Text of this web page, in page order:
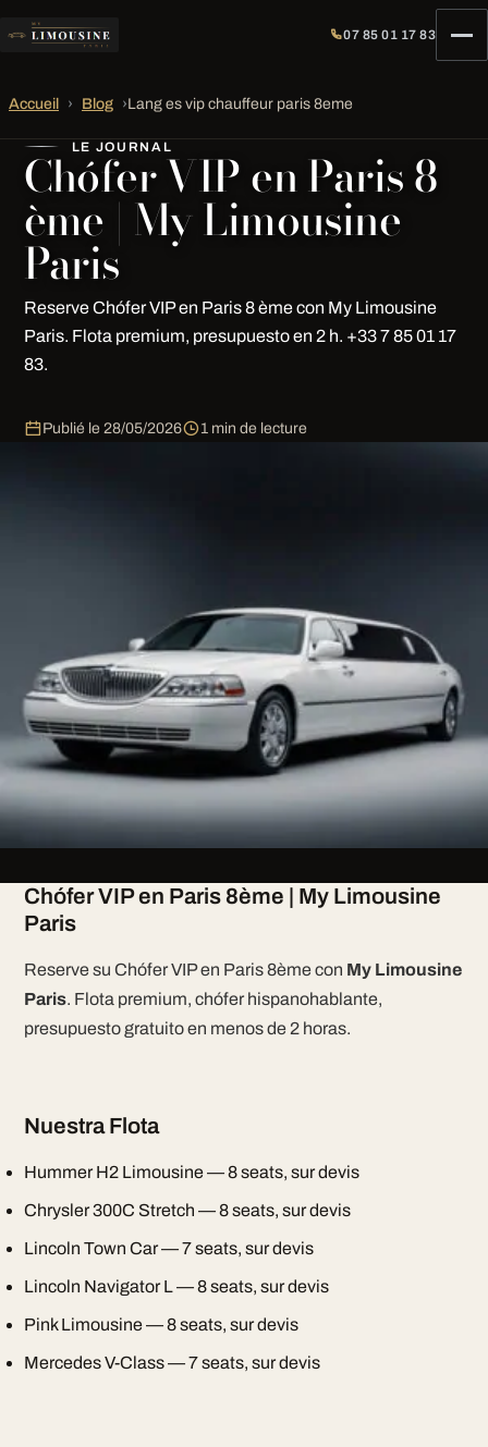
07 85 01 17 83
Accueil › Blog ›Lang es vip chauffeur paris 8eme
LE JOURNAL
Chófer VIP en Paris 8
ème | My Limousine
Paris
Reserve Chófer VIP en Paris 8 ème con My Limousine
Paris. Flota premium, presupuesto en 2 h. +33 7 85 01 17
83.
Publié le 28/05/2026 1 min de lecture
Chófer VIP en Paris 8ème | My Limousine
Paris
Reserve su Chófer VIP en Paris 8ème con My Limousine
Paris. Flota premium, chófer hispanohablante,
presupuesto gratuito en menos de 2 horas.
Nuestra Flota
Hummer H2 Limousine — 8 seats, sur devis
Chrysler 300C Stretch — 8 seats, sur devis
Lincoln Town Car — 7 seats, sur devis
Lincoln Navigator L — 8 seats, sur devis
Pink Limousine — 8 seats, sur devis
Mercedes V-Class — 7 seats, sur devis